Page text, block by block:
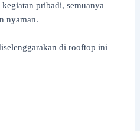
pribadi, semuanya
nyaman.
di rooftop ini